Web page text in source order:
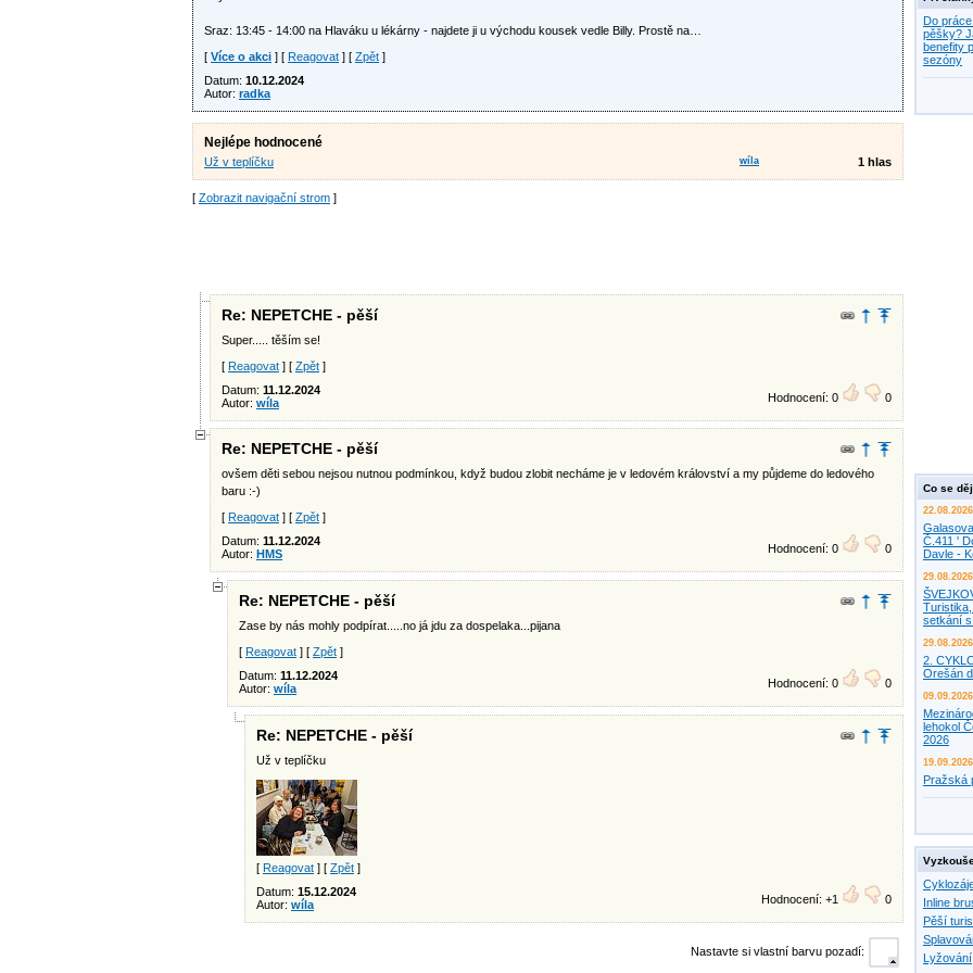
Sraz: 13:45 - 14:00 na Hlaváku u lékárny - najdete ji u východu kousek vedle Billy. Prostě na…
[ Více o akci ] [ Reagovat ] [ Zpět ]
Datum: 10.12.2024
Autor: radka
Nejlépe hodnocené
Už v teplíčku wíla 1 hlas
[ Zobrazit navigační strom ]
Re: NEPETCHE - pěší
Super..... těším se!
[ Reagovat ] [ Zpět ]
Datum: 11.12.2024
Autor: wíla Hodnocení: 0 0
Re: NEPETCHE - pěší
ovšem děti sebou nejsou nutnou podmínkou, když budou zlobit necháme je v ledovém království a my půjdeme do ledového
baru :-)
[ Reagovat ] [ Zpět ]
Datum: 11.12.2024
Autor: HMS Hodnocení: 0 0
Re: NEPETCHE - pěší
Zase by nás mohly podpírat.....no já jdu za dospelaka...pijana
[ Reagovat ] [ Zpět ]
Datum: 11.12.2024
Autor: wíla Hodnocení: 0 0
Re: NEPETCHE - pěší
Už v teplíčku
[ Reagovat ] [ Zpět ]
Datum: 15.12.2024
Autor: wíla Hodnocení: +1 0
Nastavte si vlastní barvu pozadí:
Do
pěšky?
benefity
sezóny
Co se
22.08.2026
Č.411 '
Davle -
29.08.2026
setkání
29.08.2026
2.
Orešán
09.09.2026
lehokol
2026
19.09.2026
Pražská
Inline
Pěší
Lyžování